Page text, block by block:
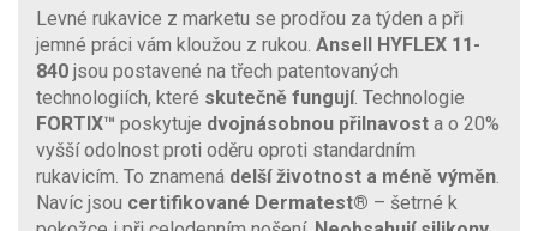
Levné rukavice z marketu se prodřou za týden a při
jemné práci vám kloužou z rukou. Ansell HYFLEX 11-
840 jsou postavené na třech patentovaných
technologiích, které skutečně fungují. Technologie
FORTIX™ poskytuje dvojnásobnou přilnavost a o 20%
vyšší odolnost proti oděru oproti standardním
rukavicím. To znamená delší životnost a méně výměn
Navíc jsou certifikované Dermatest® – šetrné k